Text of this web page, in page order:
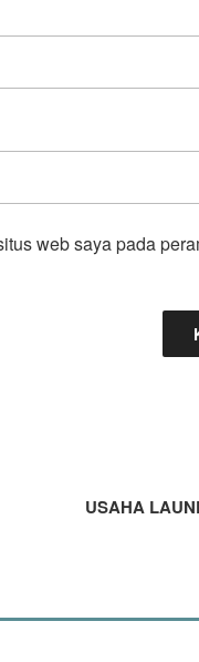
web saya pada
USAHA